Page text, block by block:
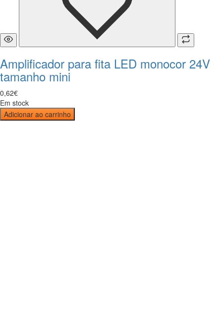
Amplificador para fita LED monocor 24V
tamanho mini
0,62€
Em stock
Adicionar ao carrinho